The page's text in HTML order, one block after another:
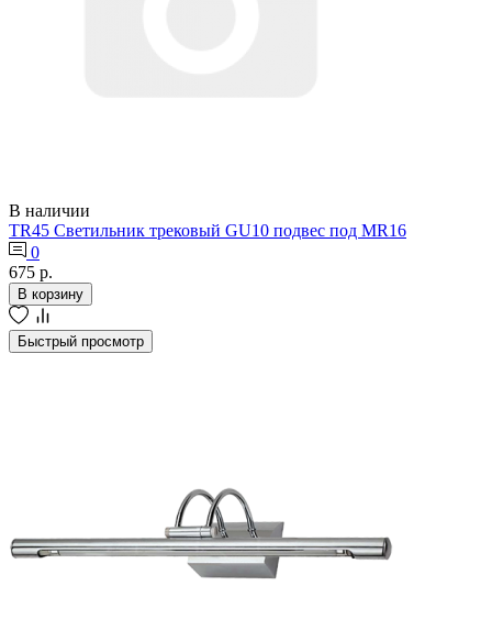
В наличии
TR45 Светильник трековый GU10 подвес под MR16
0
675 р.
В корзину
Быстрый просмотр